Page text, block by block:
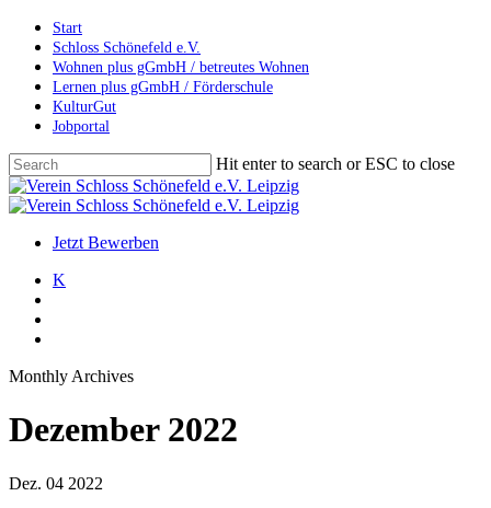
Skip
main
content
Start
Schloss Schönefeld e.V.
Wohnen plus gGmbH / betreutes Wohnen
Lernen plus gGmbH / Förderschule
KulturGut
Jobportal
Hit enter to search or ESC to close
Close
Search
search
account
Menu
Jetzt Bewerben
K
Monthly Archives
Dezember 2022
Dez. 04 2022